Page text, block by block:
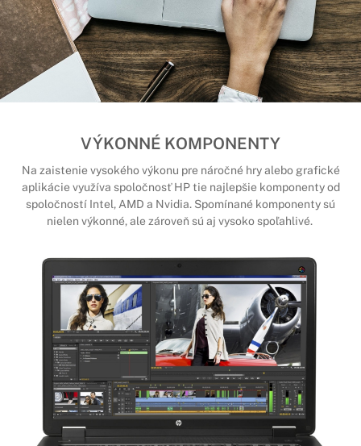
VÝKONNÉ KOMPONENTY
Na zaistenie vysokého výkonu pre náročné hry alebo grafické
aplikácie využíva spoločnosť HP tie najlepšie komponenty od
spoločností Intel, AMD a Nvidia. Spomínané komponenty sú
nielen výkonné, ale zároveň sú aj vysoko spoľahlivé.